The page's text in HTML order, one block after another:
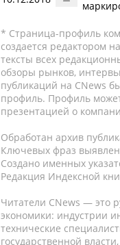
* Страница-профиль
создается редактором
тексты всех
обзоры рынков,
публикаций на CNews
профиль. Профиль
презентацией о
Обработан архив
Ключевых фраз
Создано именных
Редакция Индексной
Читатели CNews — это
экономики: индустрии
технические
государственной